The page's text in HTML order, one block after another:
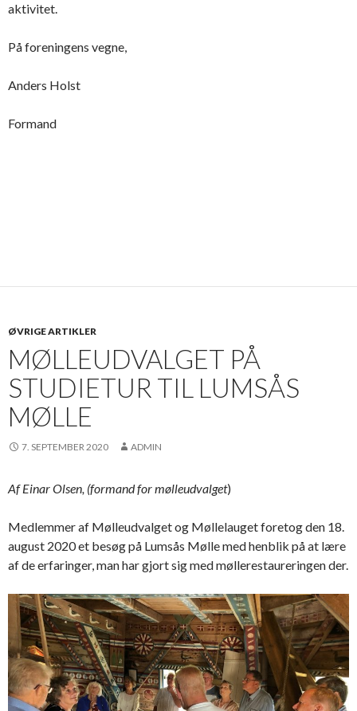
aktivitet.
På foreningens vegne,
Anders Holst
Formand
ØVRIGE ARTIKLER
MØLLEUDVALGET PÅ
STUDIETUR TIL LUMSÅS
MØLLE
7. SEPTEMBER 2020 ADMIN
Af Einar Olsen, (formand for mølleudvalget)
Medlemmer af Mølleudvalget og Møllelauget foretog den 18.
august 2020 et besøg på Lumsås Mølle med henblik på at lære
af de erfaringer, man har gjort sig med møllerestaureringen der.